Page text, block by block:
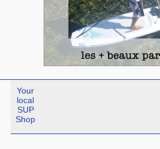
Your
local
SUP
Shop